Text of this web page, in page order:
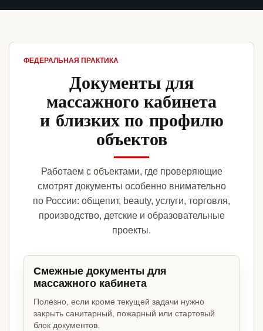
ФЕДЕРАЛЬНАЯ ПРАКТИКА
Документы для
массажного кабинета
и близких по профилю
объектов
Работаем с объектами, где проверяющие
смотрят документы особенно внимательно
по России: общепит, beauty, услуги, торговля,
производство, детские и образовательные
проекты.
Смежные документы для
массажного кабинета
Полезно, если кроме текущей задачи нужно
закрыть санитарный, пожарный или стартовый
блок документов.